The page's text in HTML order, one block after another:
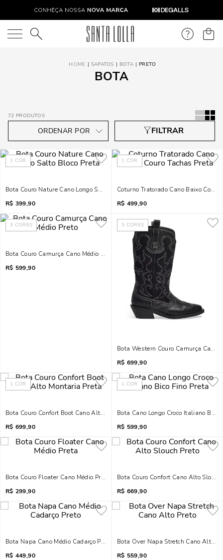
O que você está procurando?
SAPATOS BOTA PRETO
BOTA
72 PRODUTOS
1 COR
Bota Couro Nature Cano Longo Salto Bloco Preta
R$ 399,90
1 COR
Coturno Tratorado Cano Baixo Couro
R$ 499,90
3 CORES
Bota Couro Camurça Cano Médio Preto
R$ 599,90
3 CORES
Bota Western Couro Camurça Cano
R$ 699,90
1 COR
Bota Couro Confort Boot Cano Alto Montaria Preta
R$ 699,90
1 COR
Bota Cano Longo Croco Italiano Bico
R$ 599,90
Bota Couro Floater Cano Médio Preta
R$ 299,90
Bota Couro Confort Cano Alto Slouch
R$ 669,90
Bota Napa Cano Médio Cadarço Preto
R$ 449,90
Bota Over Napa Stretch Cano Alto
R$ 559,90